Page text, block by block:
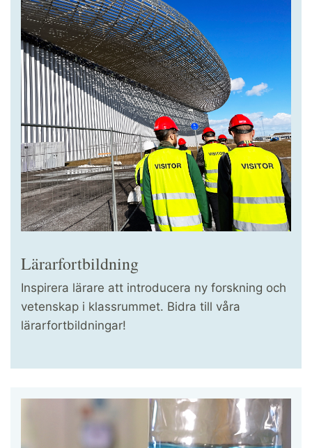
Lärarfortbildning
Inspirera lärare att introducera ny forskning och
vetenskap i klassrummet. Bidra till våra
lärarfortbildningar!